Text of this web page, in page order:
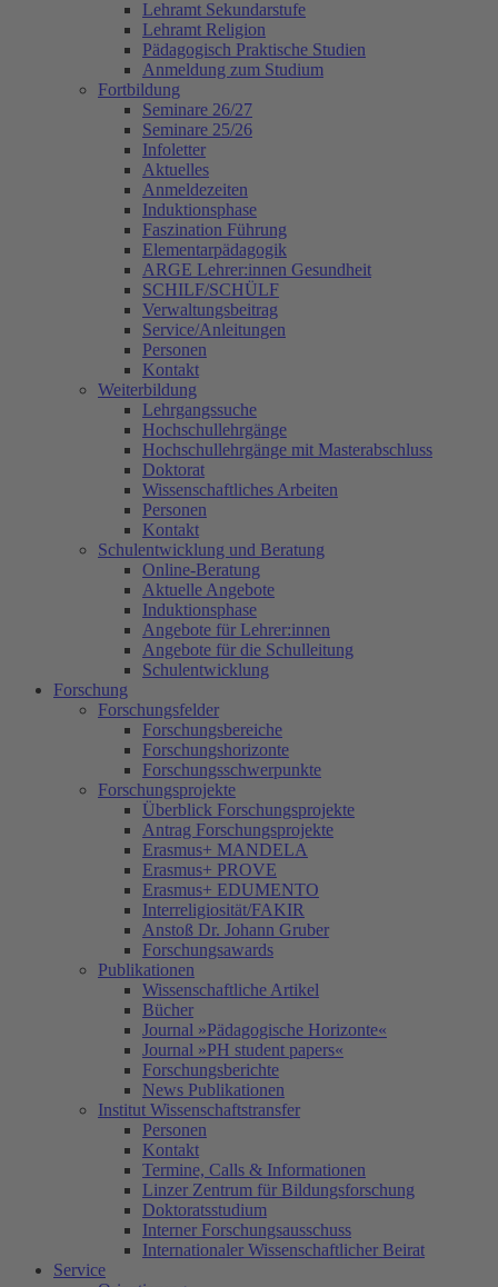
Lehramt Sekundarstufe
Lehramt Religion
Pädagogisch Praktische Studien
Anmeldung zum Studium
Fortbildung
Seminare 26/27
Seminare 25/26
Infoletter
Aktuelles
Anmeldezeiten
Induktionsphase
Faszination Führung
Elementarpädagogik
ARGE Lehrer:innen Gesundheit
SCHILF/SCHÜLF
Verwaltungsbeitrag
Service/Anleitungen
Personen
Kontakt
Weiterbildung
Lehrgangssuche
Hochschullehrgänge
Hochschullehrgänge mit Masterabschluss
Doktorat
Wissenschaftliches Arbeiten
Personen
Kontakt
Schulentwicklung und Beratung
Online-Beratung
Aktuelle Angebote
Induktionsphase
Angebote für Lehrer:innen
Angebote für die Schulleitung
Schulentwicklung
Forschung
Forschungsfelder
Forschungsbereiche
Forschungshorizonte
Forschungsschwerpunkte
Forschungsprojekte
Überblick Forschungsprojekte
Antrag Forschungsprojekte
Erasmus+ MANDELA
Erasmus+ PROVE
Erasmus+ EDUMENTO
Interreligiosität/FAKIR
Anstoß Dr. Johann Gruber
Forschungsawards
Publikationen
Wissenschaftliche Artikel
Bücher
Journal »Pädagogische Horizonte«
Journal »PH student papers«
Forschungsberichte
News Publikationen
Institut Wissenschaftstransfer
Personen
Kontakt
Termine, Calls & Informationen
Linzer Zentrum für Bildungsforschung
Doktoratsstudium
Interner Forschungsausschuss
Internationaler Wissenschaftlicher Beirat
Service